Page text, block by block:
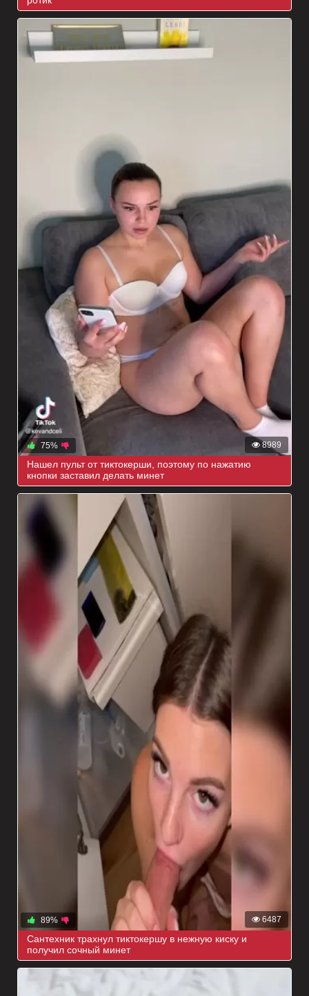
8989
75%
Нашел пульт от тиктокерши, поэтому по нажатию
кнопки заставил делать минет
6487
89%
Сантехник трахнул тиктокершу в нежную киску и
получил сочный минет